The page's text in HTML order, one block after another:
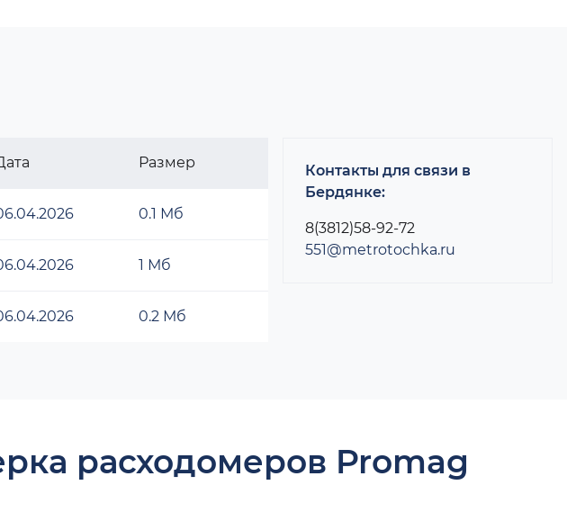
Размер
0.1 Мб
1 Мб
0.2 Мб
Контакты для связи в
Бердянке:
8(3812)58-92-72
551@metrotochka.ru
расходомеров Promag